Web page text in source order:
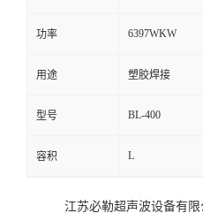
功率 6397WKW
用途 塑胶焊接
型号 BL-400
容积 L
江苏必勒超声波设备有